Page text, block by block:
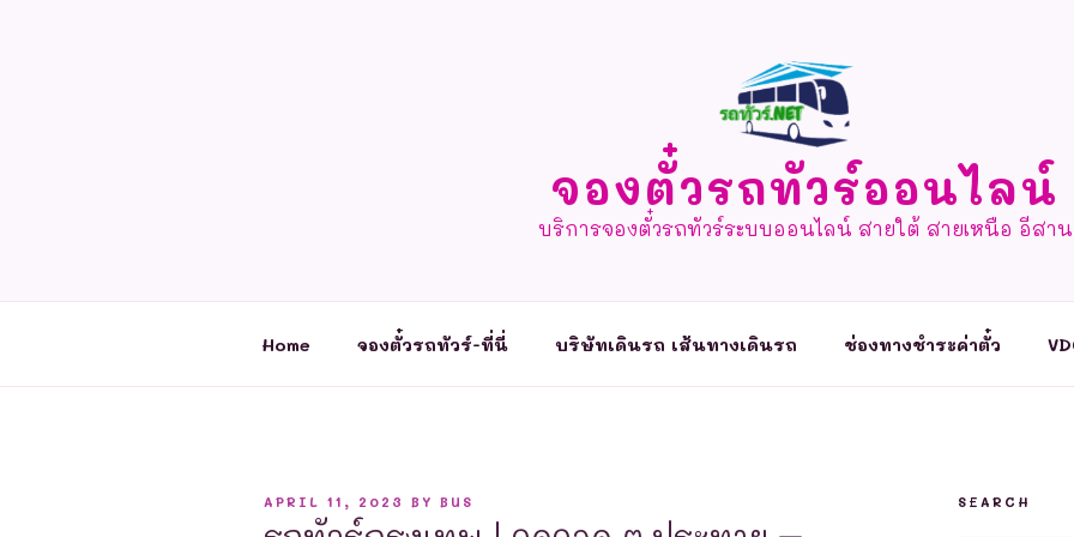
จองตั๋วรถทัวร์ออนไลน์
บริการจองตั๋วรถทัวร์ระบบออนไลน์ สายใต้ สายเหนือ อีสาน
Home จองตั๋วรถทัวร์-ที่นี่ บริษัทเดินรถ เส้นทางเดินรถ ช่องทางชำระค่าตั๋ว
POSTED
APRIL 11, 2023 BY BUS SEARCH